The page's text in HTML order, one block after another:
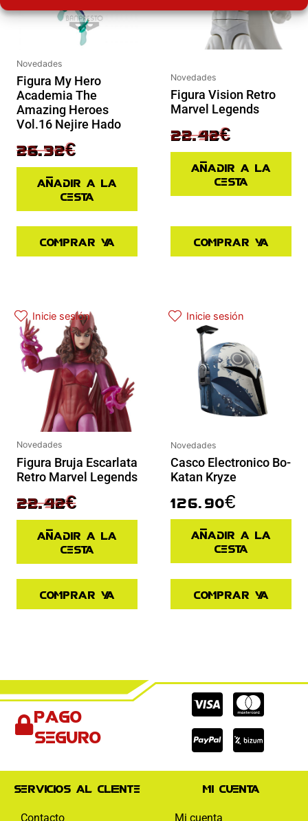
Novedades
Figura My Hero
Academia The
Amazing Heroes
Vol.16 Nejire Hado
32.90€
26.32€
Añadir a la
cesta
Comprar ya
Novedades
Figura Vision Retro
Marvel Legends
29.90€
22.42€
Añadir a la
cesta
Comprar ya
Inicie sesión
Novedades
Figura Bruja Escarlata
Retro Marvel Legends
29.90€
22.42€
Añadir a la
cesta
Comprar ya
Inicie sesión
Novedades
Casco Electronico Bo-
Katan Kryze
126.90€
Añadir a la
cesta
Comprar ya
Pago
seguro
Cc-
visa
Cc-
Cc-
paypal
Servicios al cliente
Contacto
Mi cuenta
Mi cuenta